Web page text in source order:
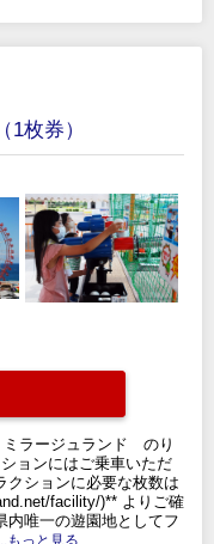
枚券）
ミラージュランド のり
ョンにはご乗車いただ
ションに必要な枚数は
facility/)** よりご確
内唯一の遊園地としてフ
もっと見る